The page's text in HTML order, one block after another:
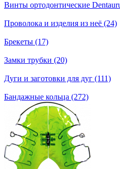
Винты ортодонтические
Проволока и изделия из неё (24)
Брекеты (17)
Замки трубки (20)
Дуги и заготовки для дуг (111)
Бандажные кольца (272)